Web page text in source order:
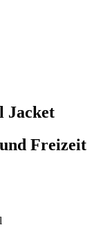
Jacket
Freizeit